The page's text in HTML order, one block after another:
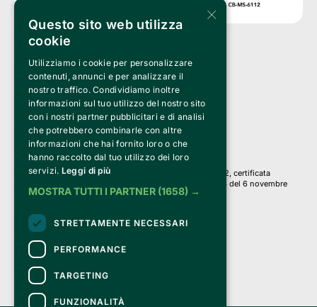
Clappit è un marchio di proprietà di:
Bemils Srl
a Socio Unico
Via Fosse Ardeatine, 4 -20092 Cinisello Balsamo (MI)
PI 05589050961
Iscr. C.C.I.A.A. Milano R.E.A. 1833471
© 2010-2025 Bemils Srl - Tutti i diritti riservati
Credits:
Clappit è basato sulla piattaforma di biglietteria Belive 6.2, certificata
dall’Agenzia delle Entrate con protocollo n. 2025/445474 del 6 novembre
2025.
Su Clappit i tuoi acquisti ed i tuoi dati
sono sicuri e protetti da un certificato SSL
con crittografia a 128 bit.
×
Questo sito web utilizza
cookie
Utilizziamo i cookie per personalizzare
contenuti, annunci e per analizzare il
nostro traffico. Condividiamo inoltre
informazioni sul tuo utilizzo del nostro sito
con i nostri partner pubblicitari e di analisi
che potrebbero combinarle con altre
informazioni che hai fornito loro o che
hanno raccolto dal tuo utilizzo dei loro
servizi. Leggi di più
MOSTRA TUTTI I PARTNER (1658) →
STRETTAMENTE NECESSARI
PERFORMANCE
TARGETING
FUNZIONALITÀ